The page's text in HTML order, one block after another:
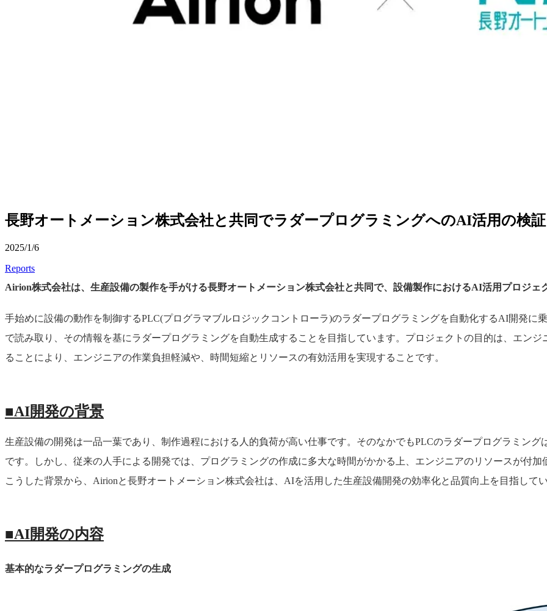
長野オートメーション株式会社と共同でラダープログラミングへのAI活用の検
2025/1/6
Reports
Airion株式会社は、生産設備の製作を手がける長野オートメーション株式会社と共同で、設備製作におけるAI活用プロジェ
手始めに設備の動作を制御するPLC(プログラマブルロジックコントローラ)のラダープログラミングを自動化するAI開発に
で読み取り、その情報を基にラダープログラミングを自動生成することを目指しています。プロジェクトの目的は、エン
ることにより、エンジニアの作業負担軽減や、時間短縮とリソースの有効活用を実現することです。
■AI開発の背景
生産設備の開発は一品一葉であり、制作過程における人的負荷が高い仕事です。そのなかでもPLCのラダープログラミン
です。しかし、従来の人手による開発では、プログラミングの作成に多大な時間がかかる上、エンジニアのリソースが付
こうした背景から、Airionと長野オートメーション株式会社は、AIを活用した生産設備開発の効率化と品質向上を目指して
■AI開発の内容
基本的なラダープログラミングの生成